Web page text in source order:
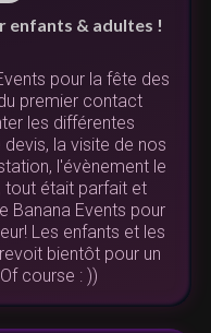
enfants & adultes !
pour la fête des
premier contact
les différentes
la visite de nos
l'évènement le
tout était parfait et
Banana Events pour
Les enfants et les
bientôt pour un
course : ))